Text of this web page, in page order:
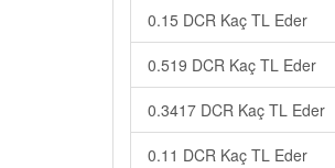
0.15 DCR Kaç TL Eder
0.519 DCR Kaç TL Eder
0.3417 DCR Kaç TL Eder
0.11 DCR Kaç TL Eder